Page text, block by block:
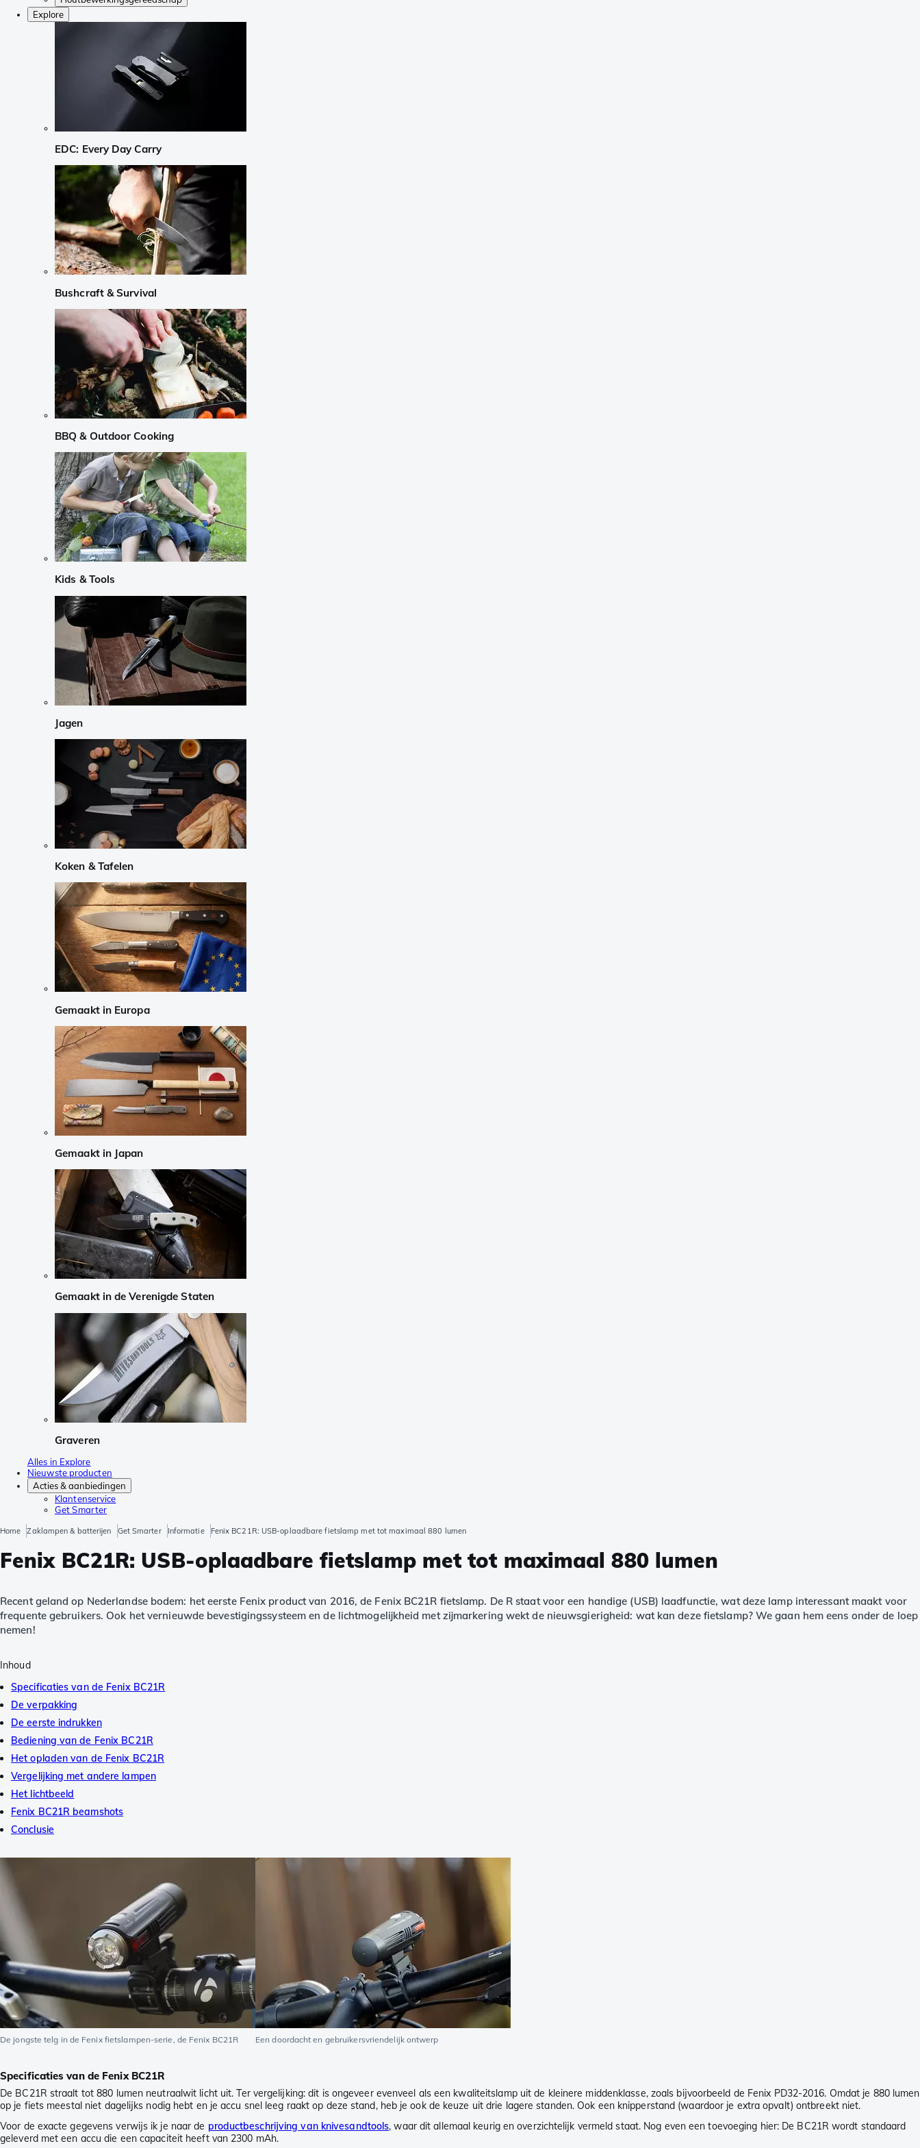
Explore
EDC: Every Day Carry
Bushcraft & Survival
BBQ & Outdoor Cooking
Kids & Tools
Jagen
Koken & Tafelen
Gemaakt in Europa
Gemaakt in Japan
Gemaakt in de Verenigde Staten
Graveren
Alles in Explore
Nieuwste producten
Acties & aanbiedingen
Klantenservice
Get Smarter
Home Zaklampen & batterijen Get Smarter Informatie Fenix BC21R: USB-oplaadbare fietslamp met tot maximaal 880 lumen
Fenix BC21R: USB-oplaadbare fietslamp met tot maximaal 880 lumen
Recent geland op Nederlandse bodem: het eerste Fenix product van 2016, de Fenix BC21R fietslamp. De R staat voor een handige (USB) laadfunctie, wat deze lamp interessant maakt voor
frequente gebruikers. Ook het vernieuwde bevestigingssysteem en de lichtmogelijkheid met zijmarkering wekt de nieuwsgierigheid: wat kan deze fietslamp? We gaan hem eens onder de loep
nemen!
Inhoud
Specificaties van de Fenix BC21R
De verpakking
De eerste indrukken
Bediening van de Fenix BC21R
Het opladen van de Fenix BC21R
Vergelijking met andere lampen
Het lichtbeeld
Fenix BC21R beamshots
Conclusie
De jongste telg in de Fenix fietslampen-serie, de Fenix BC21R Een doordacht en gebruikersvriendelijk ontwerp
Specificaties van de Fenix BC21R
De BC21R straalt tot 880 lumen neutraalwit licht uit. Ter vergelijking: dit is ongeveer evenveel als een kwaliteitslamp uit de kleinere middenklasse, zoals bijvoorbeeld de Fenix PD32-2016. Omdat je 880 lumen
op je fiets meestal niet dagelijks nodig hebt en je accu snel leeg raakt op deze stand, heb je ook de keuze uit drie lagere standen. Ook een knipperstand (waardoor je extra opvalt) ontbreekt niet.
Voor de exacte gegevens verwijs ik je naar de productbeschrijving van knivesandtools, waar dit allemaal keurig en overzichtelijk vermeld staat. Nog even een toevoeging hier: De BC21R wordt standaard
geleverd met een accu die een capaciteit heeft van 2300 mAh.